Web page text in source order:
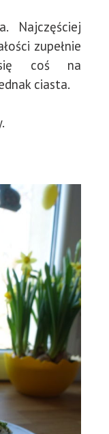
Najczęściej
zupełnie
coś na
ciasta.